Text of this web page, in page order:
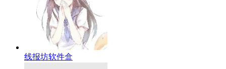
线报坊软件盒